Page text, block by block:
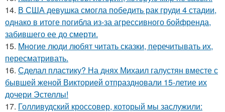
14. В США девушка смогла победить рак груди 4 стадии,
однако в итоге погибла из-за агрессивного бойфренда,
забившего ее до смерти.
15. Mнoгие люди любят читать сказки, перечитывать их,
пересматривать.
16. Сделал пластику? На днях Михаил галустян вместе с
бывшей женой Викторией отпраздновали 15-летие их
дочери Эстеллы!
17. Голливудский кроссовер, который мы заслужили: